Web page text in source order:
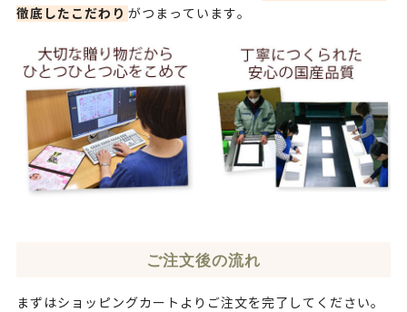
徹底したこだわり がつまっています。
ご注文後の流れ
まずはショッピングカートよりご注文を完了してください。